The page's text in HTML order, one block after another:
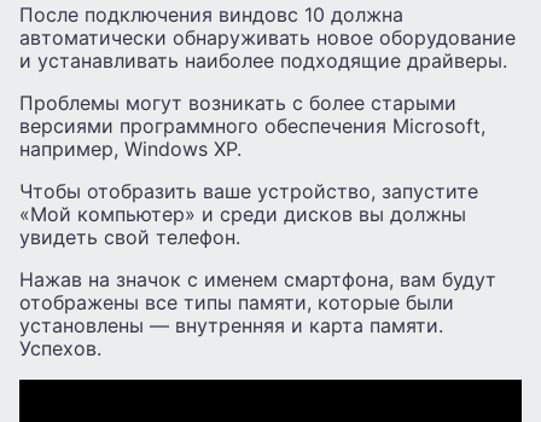
После подключения виндовс 10 должна
автоматически обнаруживать новое оборудование
и устанавливать наиболее подходящие драйверы.
Проблемы могут возникать с более старыми
версиями программного обеспечения Microsoft,
например, Windows XP.
Чтобы отобразить ваше устройство, запустите
«Мой компьютер» и среди дисков вы должны
увидеть свой телефон.
Нажав на значок с именем смартфона, вам будут
отображены все типы памяти, которые были
установлены — внутренняя и карта памяти.
Успехов.